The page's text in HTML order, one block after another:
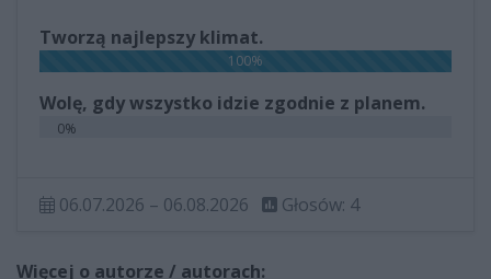
Tworzą najlepszy klimat.
100%
Wolę, gdy wszystko idzie zgodnie z planem.
0%
06.07.2026 – 06.08.2026 Głosów: 4
Więcej o autorze / autorach: